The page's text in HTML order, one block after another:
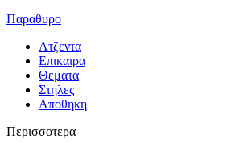
Παραθυρο
Ατζεντα
Επικαιρα
Θεματα
Στηλες
Αποθηκη
Περισσοτερα